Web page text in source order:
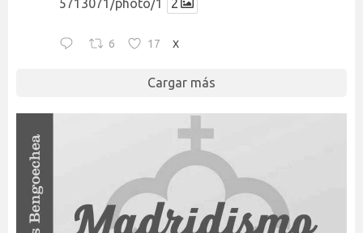
5713071/photo/1
2
6 17 X
Cargar más